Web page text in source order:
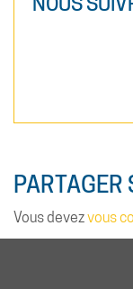
PARTAGER
Vous devezvous